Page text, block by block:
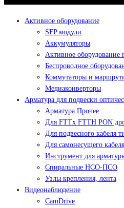
Активное оборудование
SFP модули
Аккумуляторы
Активное оборудование
Беспроводное
Коммутаторы и
Медиаконверторы
Арматура для подвески
Арматура Прочее
Для FTTx FTTH PON
Для подвесного кабеля
Для самонесущего
Инструмент для
Спиральные НСО-ПСО
Узлы крепления, лента
Видеонаблюдение
CamDrive